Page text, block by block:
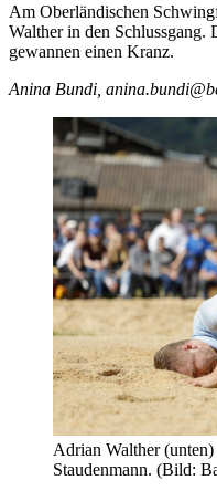
Am Oberländischen
Walther in den Schlussgang.
gewannen einen Kranz.
Anina Bundi,
Adrian Walther
Staudenmann. (Bild: